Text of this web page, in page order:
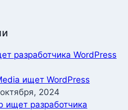
разработчика WordPress
ищет WordPress
2024
ищет разработчика